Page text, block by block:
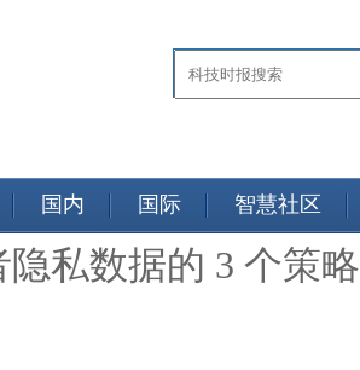
国内 国际 智慧社区
私数据的 3 个策略